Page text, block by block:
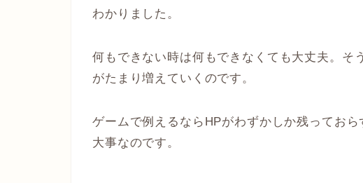
わかりました。
何もできない時は何もできなくても大丈夫。そ
がたまり増えていくのです。
ゲームで例えるならHPがわずかしか残ってお
大事なのです。